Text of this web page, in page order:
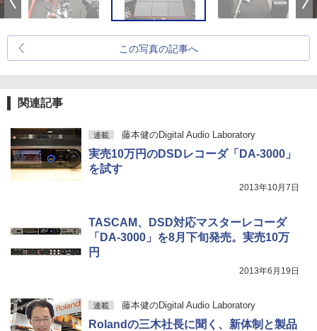
この写真の記事へ
関連記事
連載 藤本健のDigital Audio Laboratory
実売10万円のDSDレコーダ「DA-3000」
を試す
2013年10月7日
TASCAM、DSD対応マスターレコーダ
「DA-3000」を8月下旬発売。実売10万
円
2013年6月19日
連載 藤本健のDigital Audio Laboratory
Rolandの三木社長に聞く、新体制と製品